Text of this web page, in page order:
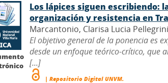
Los lápices siguen
organización y resistencia en
Marcantonio, Clarisa Lucia
El objetivo general de la ponencia es
desde un enfoque teórico-crítico, que
[...]
| Repositorio Digital UNVM.